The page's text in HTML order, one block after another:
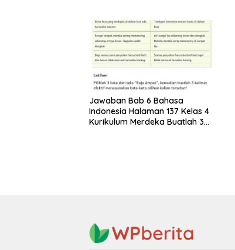
Jawaban Bab 6 Bahasa
Indonesia Halaman 137 Kelas 4
Kurikulum Merdeka Buatlah 3